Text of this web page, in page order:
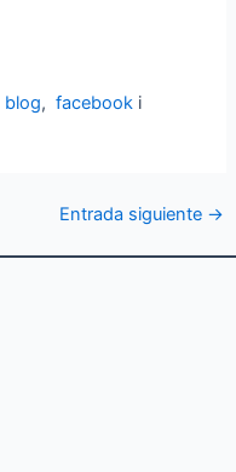
blog,facebook i
Entrada siguiente →